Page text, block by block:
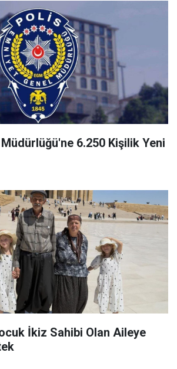
6.250 Kişilik Yeni
İkiz Sahibi Olan Aileye